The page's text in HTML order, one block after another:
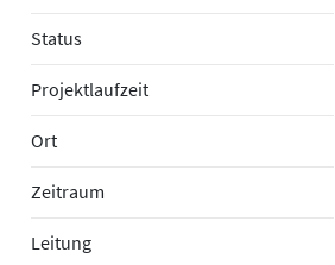
Status
Projektlaufzeit
Ort
Zeitraum
Leitung